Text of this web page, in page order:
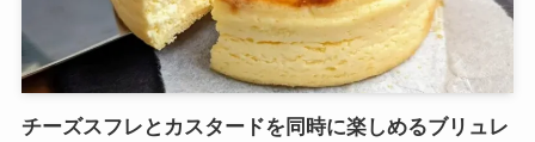
チーズスフレとカスタードを同時に楽しめるブリュレ